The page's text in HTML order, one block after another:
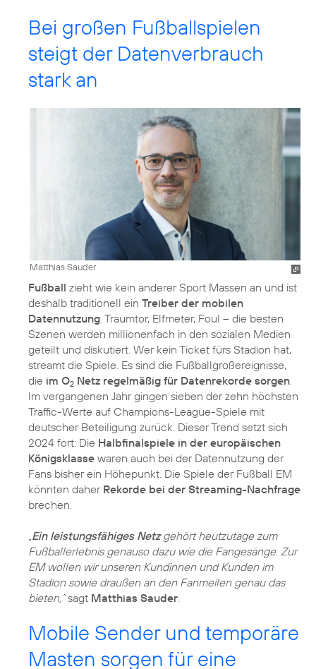
Bei großen Fußballspielen
steigt der Datenverbrauch
stark an
Matthias Sauder
Fußball zieht wie kein anderer Sport Massen an und ist
deshalb traditionell ein Treiber der mobilen
Datennutzung. Traumtor, Elfmeter, Foul – die besten
Szenen werden millionenfach in den sozialen Medien
geteilt und diskutiert. Wer kein Ticket fürs Stadion hat,
streamt die Spiele. Es sind die Fußballgroßereignisse,
die im O2 Netz regelmäßig für Datenrekorde sorgen.
Im vergangenen Jahr gingen sieben der zehn höchsten
Traffic-Werte auf Champions-League-Spiele mit
deutscher Beteiligung zurück. Dieser Trend setzt sich
2024 fort: Die Halbfinalspiele in der europäischen
Königsklasse waren auch bei der Datennutzung der
Fans bisher ein Höhepunkt. Die Spiele der Fußball EM
könnten daher Rekorde bei der Streaming-Nachfrage
brechen.
„Ein leistungsfähiges Netzgehört heutzutage zum
Fußballerlebnis genauso dazu wie die Fangesänge. Zur
EM wollen wir unseren Kundinnen und Kunden im
Stadion sowie draußen an den Fanmeilen genau das
bieten,“sagt Matthias Sauder.
Mobile Sender und temporäre
Masten sorgen für eine